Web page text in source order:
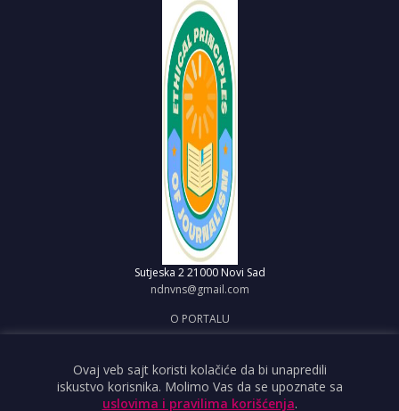
Sutjeska 2 21000 Novi Sad
ndnvns@gmail.com
O PORTALU
OBJAVI VEST
USLOVI KORIŠĆENJA
Ovaj veb sajt koristi kolačiće da bi unapredili
iskustvo korisnika. Molimo Vas da se upoznate sa
uslovima i pravilima korišćenja.